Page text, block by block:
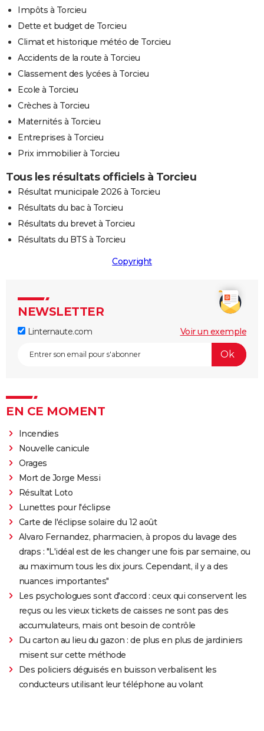
Impôts à Torcieu
Dette et budget de Torcieu
Climat et historique météo de Torcieu
Accidents de la route à Torcieu
Classement des lycées à Torcieu
Ecole à Torcieu
Crèches à Torcieu
Maternités à Torcieu
Entreprises à Torcieu
Prix immobilier à Torcieu
Tous les résultats officiels à Torcieu
Résultat municipale 2026 à Torcieu
Résultats du bac à Torcieu
Résultats du brevet à Torcieu
Résultats du BTS à Torcieu
Copyright
NEWSLETTER
Linternaute.com Voir un exemple
EN CE MOMENT
Incendies
Nouvelle canicule
Orages
Mort de Jorge Messi
Résultat Loto
Lunettes pour l'éclipse
Carte de l'éclipse solaire du 12 août
Alvaro Fernandez, pharmacien, à propos du lavage des
draps : "L'idéal est de les changer une fois par semaine, ou
au maximum tous les dix jours. Cependant, il y a des
nuances importantes"
Les psychologues sont d'accord : ceux qui conservent les
reçus ou les vieux tickets de caisses ne sont pas des
accumulateurs, mais ont besoin de contrôle
Du carton au lieu du gazon : de plus en plus de jardiniers
misent sur cette méthode
Des policiers déguisés en buisson verbalisent les
conducteurs utilisant leur téléphone au volant